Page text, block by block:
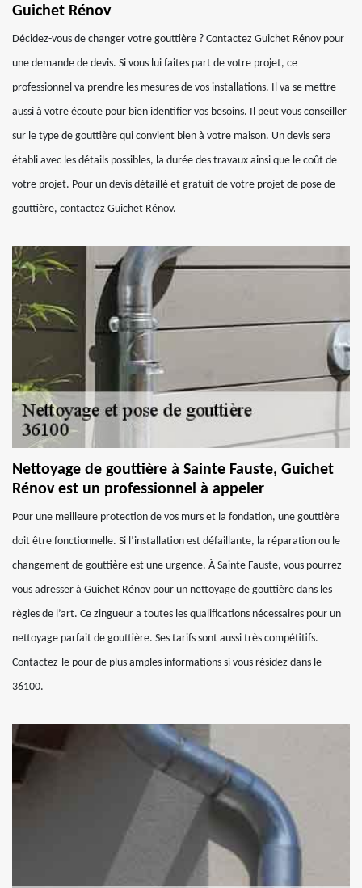
Guichet Rénov
Décidez-vous de changer votre gouttière ? Contactez Guichet Rénov pour
une demande de devis. Si vous lui faites part de votre projet, ce
professionnel va prendre les mesures de vos installations. Il va se mettre
aussi à votre écoute pour bien identifier vos besoins. Il peut vous conseiller
sur le type de gouttière qui convient bien à votre maison. Un devis sera
établi avec les détails possibles, la durée des travaux ainsi que le coût de
votre projet. Pour un devis détaillé et gratuit de votre projet de pose de
gouttière, contactez Guichet Rénov.
Nettoyage de gouttière à Sainte Fauste, Guichet
Rénov est un professionnel à appeler
Pour une meilleure protection de vos murs et la fondation, une gouttière
doit être fonctionnelle. Si l’installation est défaillante, la réparation ou le
changement de gouttière est une urgence. À Sainte Fauste, vous pourrez
vous adresser à Guichet Rénov pour un nettoyage de gouttière dans les
règles de l’art. Ce zingueur a toutes les qualifications nécessaires pour un
nettoyage parfait de gouttière. Ses tarifs sont aussi très compétitifs.
Contactez-le pour de plus amples informations si vous résidez dans le
36100.